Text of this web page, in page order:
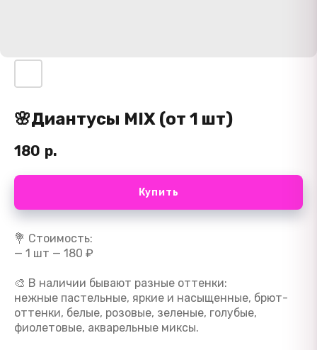
🌸Диантусы MIX (от 1 шт)
180 р.
Купить
💐 Стоимость:
— 1 шт — 180 ₽
🎨 В наличии бывают разные оттенки:
нежные пастельные, яркие и насыщенные, брют-
оттенки, белые, розовые, зеленые, голубые,
фиолетовые, акварельные миксы.